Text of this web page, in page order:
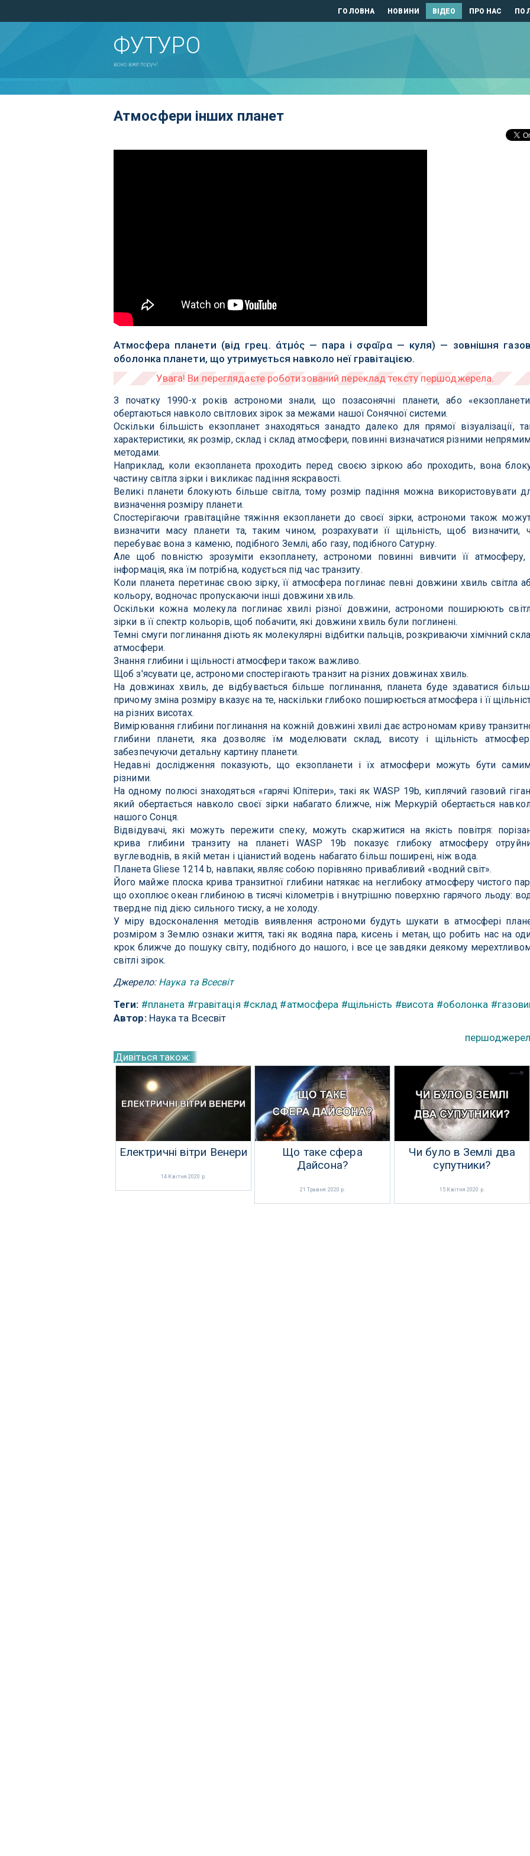
ГОЛОВНА НОВИНИ ВІДЕО ПРО НАС
ФУТУРО
воно вже поруч!
Атмосфери інших планет
Атмосфера планети (від грец. άτμός — пара і σφαῖρα — куля) — зовнішня
оболонка планети, що утримується навколо неї гравітацією.
З початку 1990-х років астрономи знали, що позасонячні планети, або
обертаються навколо світлових зірок за межами нашої Сонячної системи.
Оскільки більшість екзопланет знаходяться занадто далеко для прямої візуалізації,
характеристики, як розмір, склад і склад атмосфери, повинні визначатися різними
методами.
Наприклад, коли екзопланета проходить перед своєю зіркою або проходить, вона
частину світла зірки і викликає падіння яскравості.
Великі планети блокують більше світла, тому розмір падіння можна використовувати
визначення розміру планети.
Спостерігаючи гравітаційне тяжіння екзопланети до своєї зірки, астрономи також
визначити масу планети та, таким чином, розрахувати її щільність, щоб визначити,
перебуває вона з каменю, подібного Землі, або газу, подібного Сатурну.
Але щоб повністю зрозуміти екзопланету, астрономи повинні вивчити її атмосферу,
інформація, яка їм потрібна, кодується під час транзиту.
Коли планета перетинає свою зірку, її атмосфера поглинає певні довжини хвиль світла
кольору, водночас пропускаючи інші довжини хвиль.
Оскільки кожна молекула поглинає хвилі різної довжини, астрономи поширюють
зірки в її спектр кольорів, щоб побачити, які довжини хвиль були поглинені.
Темні смуги поглинання діють як молекулярні відбитки пальців, розкриваючи хімічний
атмосфери.
Знання глибини і щільності атмосфери також важливо.
Щоб з'ясувати це, астрономи спостерігають транзит на різних довжинах хвиль.
На довжинах хвиль, де відбувається більше поглинання, планета буде здаватися
причому зміна розміру вказує на те, наскільки глибоко поширюється атмосфера і її
на різних висотах.
Вимірювання глибини поглинання на кожній довжині хвилі дає астрономам криву
глибини планети, яка дозволяє їм моделювати склад, висоту і щільність
забезпечуючи детальну картину планети.
Недавні дослідження показують, що екзопланети і їх атмосфери можуть бути
різними.
На одному полюсі знаходяться «гарячі Юпітери», такі як WASP 19b, киплячий газовий
який обертається навколо своєї зірки набагато ближче, ніж Меркурій обертається
нашого Сонця.
Відвідувачі, які можуть пережити спеку, можуть скаржитися на якість повітря:
крива глибини транзиту на планеті WASP 19b показує глибоку атмосферу
вуглеводнів, в якій метан і ціанистий водень набагато більш поширені, ніж вода.
Планета Gliese 1214 b, навпаки, являє собою порівняно привабливий «водний світ».
Його майже плоска крива транзитної глибини натякає на неглибоку атмосферу чистого
що охоплює океан глибиною в тисячі кілометрів і внутрішню поверхню гарячого льоду:
твердне під дією сильного тиску, а не холоду.
У міру вдосконалення методів виявлення астрономи будуть шукати в атмосфері
розміром з Землю ознаки життя, такі як водяна пара, кисень і метан, що робить нас на
крок ближче до пошуку світу, подібного до нашого, і все це завдяки деякому
світлі зірок.
Джерело: Наука та Всесвіт
Теги: #планета #гравітація #склад #атмосфера #щільність #висота #оболонка
Автор:Наука та Всесвіт
Дивіться також:
Електричні вітри Венери
14 Квітня 2020 р.
Що таке сфера
Дайсона?
21 Травня 2020 р.
Чи було в Землі два
супутники?
15 Квітня 2020 р.